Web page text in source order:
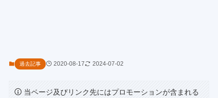
過去記事 2020-08-17 2024-07-02
当ページ及びリンク先にはプロモーションが含まれる